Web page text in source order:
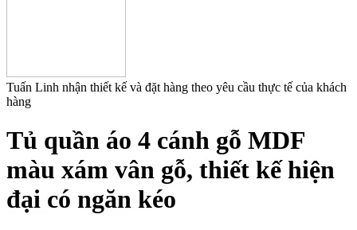
Tuấn Linh nhận thiết kế và đặt hàng theo yêu cầu thực tế của khách
hàng
Tủ quần áo 4 cánh gỗ MDF
màu xám vân gỗ, thiết kế hiện
đại có ngăn kéo